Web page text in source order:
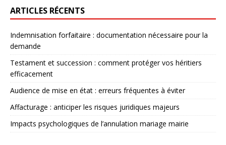
ARTICLES RÉCENTS
Indemnisation forfaitaire : documentation nécessaire pour la
demande
Testament et succession : comment protéger vos héritiers
efficacement
Audience de mise en état : erreurs fréquentes à éviter
Affacturage : anticiper les risques juridiques majeurs
Impacts psychologiques de l’annulation mariage mairie